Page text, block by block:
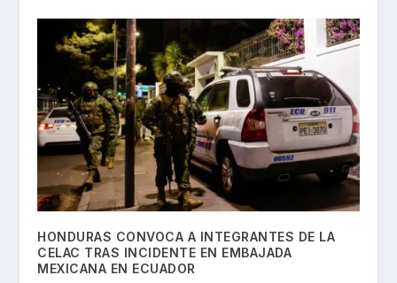
HONDURAS CONVOCA A INTEGRANTES DE LA
CELAC TRAS INCIDENTE EN EMBAJADA
MEXICANA EN ECUADOR